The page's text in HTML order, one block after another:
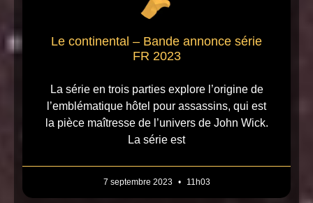
Le continental – Bande annonce série
FR 2023
La série en trois parties explore l’origine de
l’emblématique hôtel pour assassins, qui est
la pièce maîtresse de l’univers de John Wick.
La série est
7 septembre 2023 11h03